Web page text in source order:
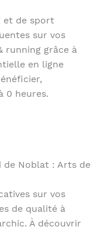
et de sport
sur vos
running grâce à
en ligne
0 heures.
de Noblat : Arts de
sur vos
de qualité à
À découvrir